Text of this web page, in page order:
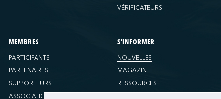
VÉRIFICATEURS
MEMBRES
PARTICIPANTS
PARTENAIRES
SUPPORTEURS
ASSOCIATIONS
S'INFORMER
NOUVELLES
MAGAZINE
RESSOURCES